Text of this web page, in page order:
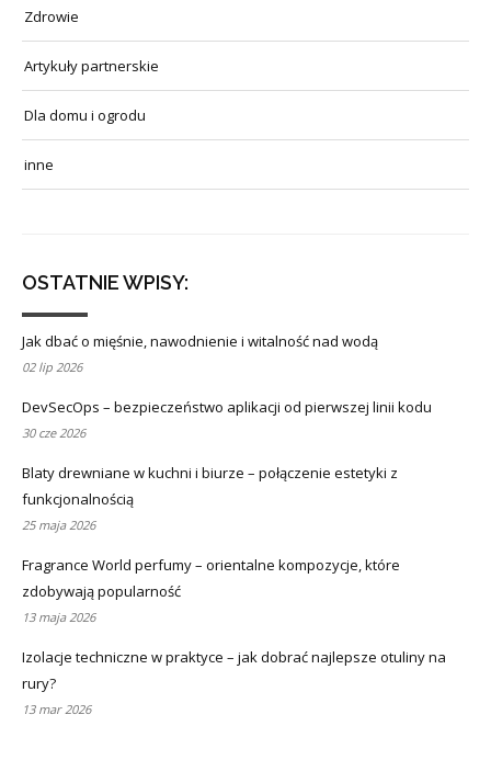
Zdrowie
Artykuły partnerskie
Dla domu i ogrodu
inne
OSTATNIE WPISY:
Jak dbać o mięśnie, nawodnienie i witalność nad wodą
02 lip 2026
DevSecOps – bezpieczeństwo aplikacji od pierwszej linii kodu
30 cze 2026
Blaty drewniane w kuchni i biurze – połączenie estetyki z
funkcjonalnością
25 maja 2026
Fragrance World perfumy – orientalne kompozycje, które
zdobywają popularność
13 maja 2026
Izolacje techniczne w praktyce – jak dobrać najlepsze otuliny na
rury?
13 mar 2026